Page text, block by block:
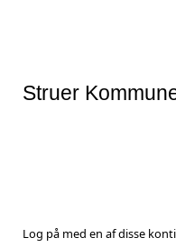
Struer
Log på med en af disse konti